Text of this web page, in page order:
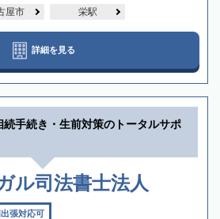
屋市 栄駅
詳細を見る
続手続き・生前対策のトータルサポ
ル司法書士法人
張対応可